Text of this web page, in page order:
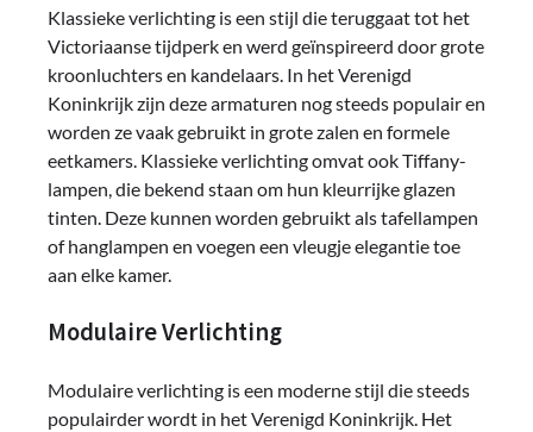
Klassieke verlichting is een stijl die teruggaat tot het
Victoriaanse tijdperk en werd geïnspireerd door grote
kroonluchters en kandelaars. In het Verenigd
Koninkrijk zijn deze armaturen nog steeds populair en
worden ze vaak gebruikt in grote zalen en formele
eetkamers. Klassieke verlichting omvat ook Tiffany-
lampen, die bekend staan om hun kleurrijke glazen
tinten. Deze kunnen worden gebruikt als tafellampen
of hanglampen en voegen een vleugje elegantie toe
aan elke kamer.
Modulaire Verlichting
Modulaire verlichting is een moderne stijl die steeds
populairder wordt in het Verenigd Koninkrijk. Het